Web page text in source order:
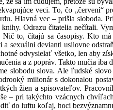
veci. To, čo
Hlavná vec – prišla sloboda.
Odrazu čitatelia nečítali.
Nič to, čítajú sa časopisy. Kto
sexuálni devianti usilovne
odvysielať všetko, len aby
a z popráv. Takto mučia
slobodu slova. Ale ľudské slovo
milionár s dokonalou
žien a spisovateľov.
– pri takýchto vzácnych
do luftu koľaj, hoci